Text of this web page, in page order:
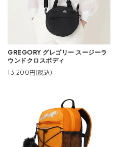
GREGORY グレゴリー スージーラ
ウンドクロスボディ
13,200円(税込)